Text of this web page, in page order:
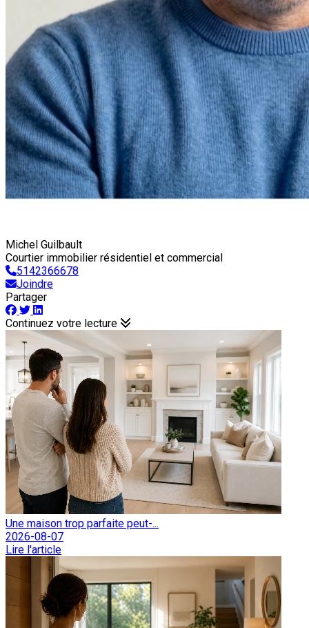
Michel Guilbault
Courtier immobilier résidentiel et commercial
5142366678
Joindre
Partager
Continuez votre lecture
Une maison trop parfaite peut-...
2026-08-07
Lire l'article